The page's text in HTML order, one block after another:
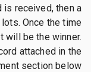
is received, then a
Once the time
will be the winner.
attached in the
section below